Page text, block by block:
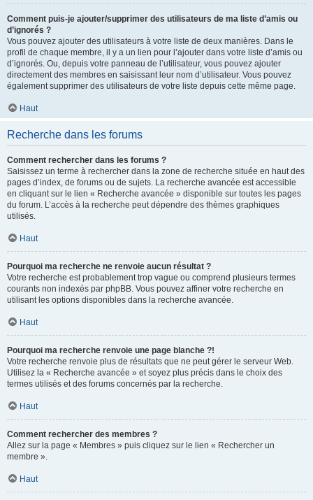
Comment puis-je ajouter/supprimer des utilisateurs de ma liste d’amis ou
d’ignorés ?
Vous pouvez ajouter des utilisateurs à votre liste de deux manières. Dans le
profil de chaque membre, il y a un lien pour l’ajouter dans votre liste d’amis ou
d’ignorés. Ou, depuis votre panneau de l’utilisateur, vous pouvez ajouter
directement des membres en saisissant leur nom d’utilisateur. Vous pouvez
également supprimer des utilisateurs de votre liste depuis cette même page.
Haut
Recherche dans les forums
Comment rechercher dans les forums ?
Saisissez un terme à rechercher dans la zone de recherche située en haut des
pages d’index, de forums ou de sujets. La recherche avancée est accessible
en cliquant sur le lien « Recherche avancée » disponible sur toutes les pages
du forum. L’accès à la recherche peut dépendre des thèmes graphiques
utilisés.
Haut
Pourquoi ma recherche ne renvoie aucun résultat ?
Votre recherche est probablement trop vague ou comprend plusieurs termes
courants non indexés par phpBB. Vous pouvez affiner votre recherche en
utilisant les options disponibles dans la recherche avancée.
Haut
Pourquoi ma recherche renvoie une page blanche ?!
Votre recherche renvoie plus de résultats que ne peut gérer le serveur Web.
Utilisez la « Recherche avancée » et soyez plus précis dans le choix des
termes utilisés et des forums concernés par la recherche.
Haut
Comment rechercher des membres ?
Allez sur la page « Membres » puis cliquez sur le lien « Rechercher un
membre ».
Haut